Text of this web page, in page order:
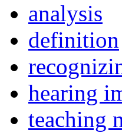
analysis
definition
hearing
teaching